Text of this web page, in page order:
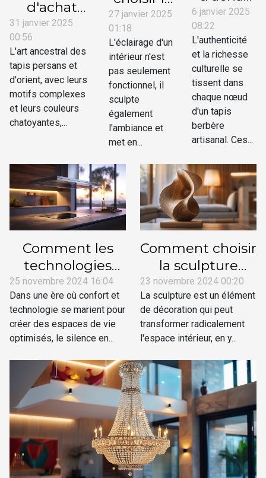
d'achat
pour choisir
un tapis
persan ou
d'orient
authentique
31 janvier 2025
00:56
L'art ancestral des
tapis persans et
d'orient, avec leurs
motifs complexes
et leurs couleurs
chatoyantes,...
luminaire
parfait
pour
chaque
pièce de
votre
maison
27 janvier 2025
01:18
L'éclairage d'un
intérieur n'est
pas seulement
fonctionnel, il
sculpte
également
l'ambiance et
met en...
pour
choisir
un tapis
berbère
artisanal
6 janvier 2025
08:22
L'authenticité
et la richesse
culturelle se
tissent dans
chaque nœud
d'un tapis
berbère
artisanal. Ces...
Comment les
technologies
avancées
améliorent le
silence des
hottes de cuisine
25 novembre 2024 16:04
Dans une ère où confort et
technologie se marient pour
créer des espaces de vie
optimisés, le silence en...
Comment choisir
la sculpture
parfaite pour
harmoniser votre
décoration
intérieure
23 novembre 2024 00:20
La sculpture est un élément
de décoration qui peut
transformer radicalement
l'espace intérieur, en y...